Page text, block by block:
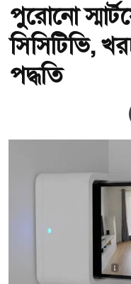
পুরোনো
সিসিটিভি,
পদ্ধতি